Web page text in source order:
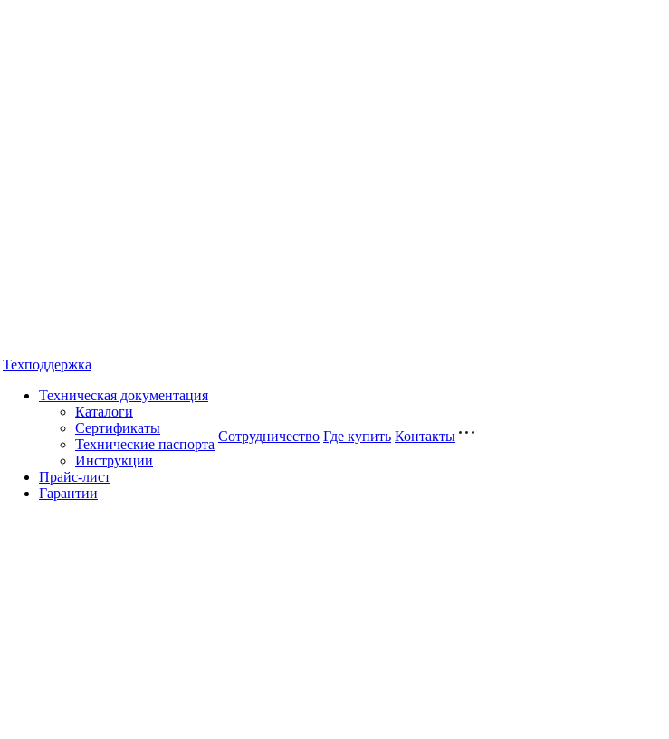
Техподдержка
Техническая документация
Каталоги
Сертификаты
Технические паспорта
Инструкции
Прайс-лист
Гарантии
Сотрудничество Где купить Контакты